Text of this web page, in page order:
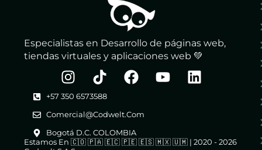
Especialistas en Desarrollo de páginas web,
tiendas virtuales y aplicaciones web 💚
+57 350 6573588
Comercial@codwelt.com
Bogotá D.C. COLOMBIA
Estamos En 🇨🇴 🇵🇦 🇪🇨 🇵🇪 🇪🇸 🇲🇽 🇺🇲 | 2020 - 2026